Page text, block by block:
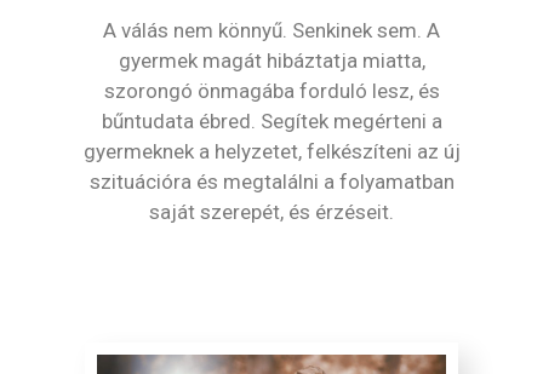
A válás nem könnyű. Senkinek sem. A
gyermek magát hibáztatja miatta,
szorongó önmagába forduló lesz, és
bűntudata ébred. Segítek megérteni a
gyermeknek a helyzetet, felkészíteni az új
szituációra és megtalálni a folyamatban
saját szerepét, és érzéseit.